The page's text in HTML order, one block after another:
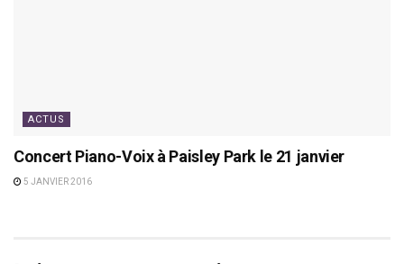
ACTUS
Concert Piano-Voix à Paisley Park le 21 janvier
5 JANVIER 2016